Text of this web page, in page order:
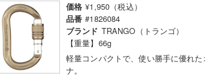
価格 ¥1,950（税込）
品番 #1826084
ブランド TRANGO（トランゴ）
【重量】66g
軽量コンパクトで、使い勝手に優れ
ナ。